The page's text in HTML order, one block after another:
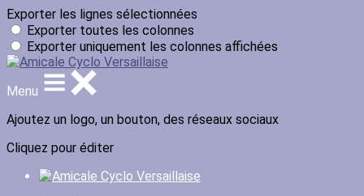
Exporter les lignes sélectionnées
Exporter toutes les colonnes
Exporter uniquement les colonnes affichées
Menu
Ajoutez un logo, un bouton, des réseaux sociaux
Cliquez pour éditer